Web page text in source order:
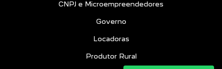
CNPJ e Microempreendedores
Governo
Locadoras
Produtor Rural